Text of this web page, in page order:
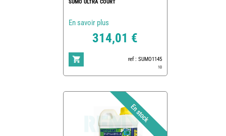
SUMO ULTRA COURT
En savoir plus
314,01 €
ref : SUMO1145
10